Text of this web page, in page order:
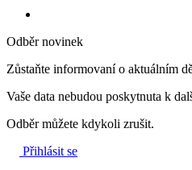
Odběr novinek
Zůstaňte informovaní o aktuálním
Vaše data nebudou poskytnuta k
Odběr můžete kdykoli zrušit.
Přihlásit se